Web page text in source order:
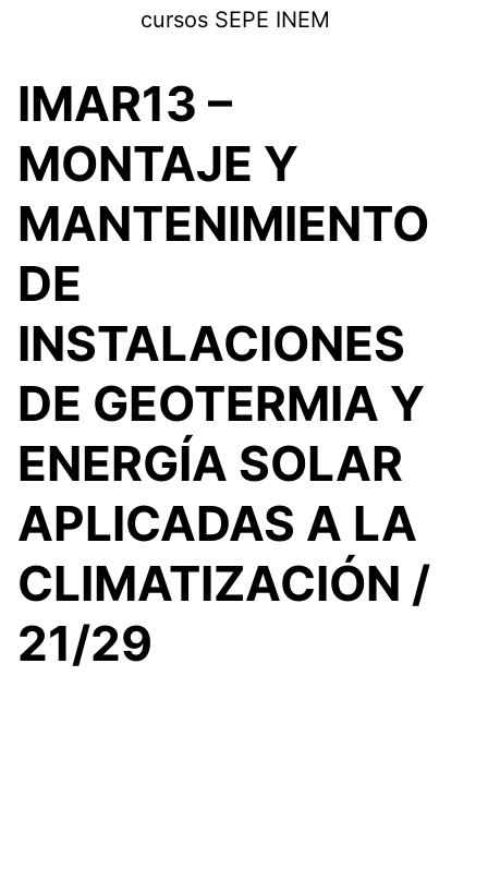
cursos SEPE INEM
IMAR13 –
MONTAJE Y
MANTENIMIENTO
DE
INSTALACIONES
DE GEOTERMIA Y
ENERGÍA SOLAR
APLICADAS A LA
CLIMATIZACIÓN /
21/29